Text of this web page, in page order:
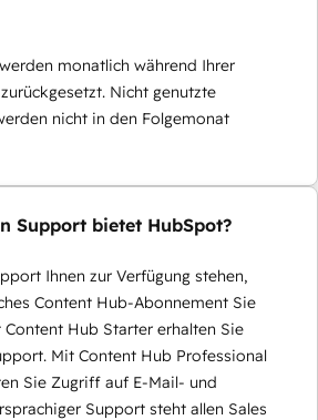
monatlich während Ihrer
Nicht genutzte
nicht in den Folgemonat
Support bietet HubSpot?
Ihnen zur Verfügung stehen,
Content Hub-Abonnement Sie
Hub Starter erhalten Sie
Mit Content Hub Professional
Sie Zugriff auf E-Mail- und
Support steht allen Sales